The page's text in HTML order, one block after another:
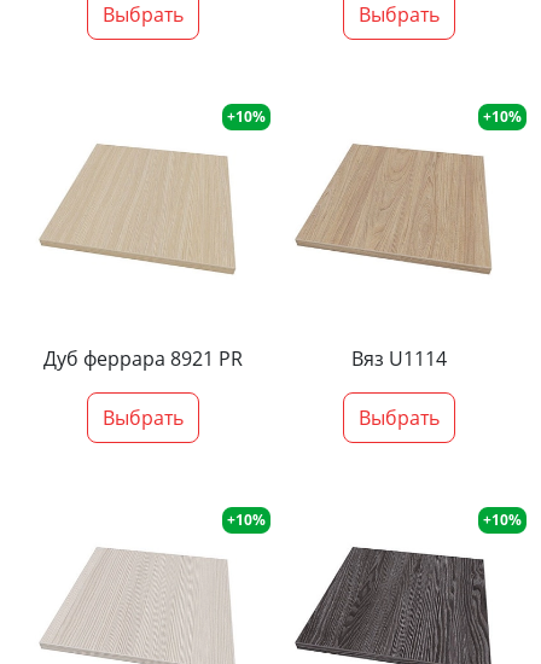
Выбрать Выбрать
+10%
Дуб феррара 8921 PR
Выбрать
+10%
Вяз U1114
Выбрать
+10% +10%